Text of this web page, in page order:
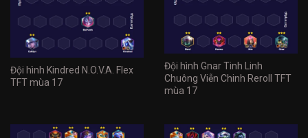
Đội hình Kindred N.O.V.A. Flex
TFT mùa 17
Đội hình Gnar Tinh Linh
Chuông Viễn Chinh Reroll TFT
mùa 17